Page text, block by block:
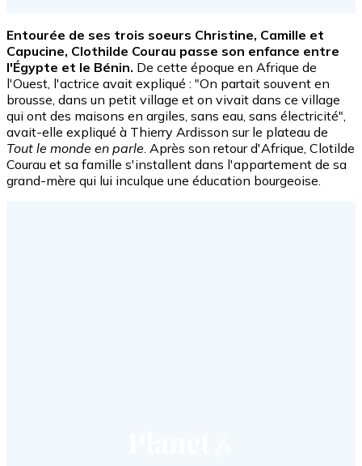
Entourée de ses trois soeurs Christine, Camille et
Capucine, Clothilde Courau passe son enfance entre
l'Égypte et le Bénin. De cette époque en Afrique de
l'Ouest, l'actrice avait expliqué : "On partait souvent en
brousse, dans un petit village et on vivait dans ce village
qui ont des maisons en argiles, sans eau, sans électricité",
avait-elle expliqué à Thierry Ardisson sur le plateau de
Tout le monde en parle . Après son retour d'Afrique, Clotilde
Courau et sa famille s'installent dans l'appartement de sa
grand-mère qui lui inculque une éducation bourgeoise.